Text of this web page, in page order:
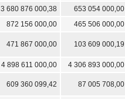
3 680 876 000,38 653 054 000,00
872 156 000,00 465 506 000,00
471 867 000,00 103 609 000,19
4 898 611 000,00 4 306 893 000,00
609 360 099,42 87 005 708,00